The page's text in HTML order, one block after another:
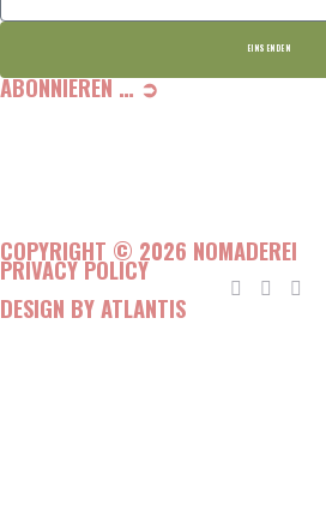
EINSENDEN
ABONNIEREN … ➲
COPYRIGHT © 2026 NOMADEREI
PRIVACY POLICY
DESIGN BY ATLANTIS